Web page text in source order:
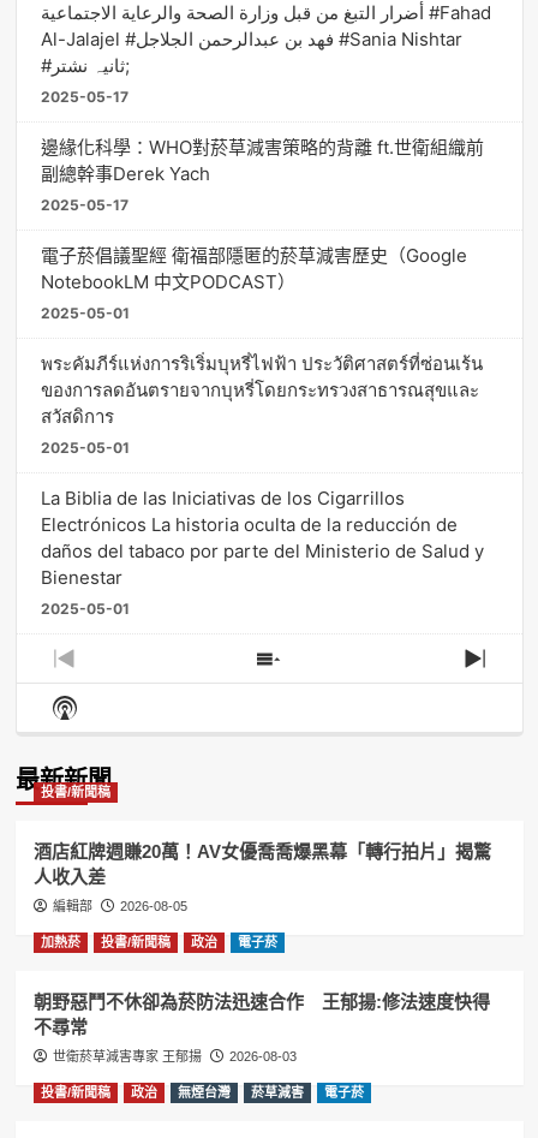
أضرار التبغ من قبل وزارة الصحة والرعاية الاجتماعية #Fahad
Al-Jalajel #فهد بن عبدالرحمن الجلاجل #Sania Nishtar
#ثانیہ نشتر;
2025-05-17
邊緣化科學：WHO對菸草減害策略的背離 ft.世衛組織前
副總幹事Derek Yach
2025-05-17
電子菸倡議聖經 衛福部隱匿的菸草減害歷史（Google
NotebookLM 中文PODCAST）
2025-05-01
พระคัมภีร์แห่งการริเริ่มบุหรี่ไฟฟ้า ประวัติศาสตร์ที่ซ่อนเร้น
ของการลดอันตรายจากบุหรี่โดยกระทรวงสาธารณสุขและ
สวัสดิการ
2025-05-01
La Biblia de las Iniciativas de los Cigarrillos
Electrónicos La historia oculta de la reducción de
daños del tabaco por parte del Ministerio de Salud y
Bienestar
2025-05-01
Previous
Episode
Show
Episodes
Next
Show
Podcast
最新新聞
投書/新聞稿
酒店紅牌週賺20萬！AV女優喬喬爆黑幕「轉行拍片」揭驚
人收入差
編輯部 2026-08-05
加熱菸 投書/新聞稿 政治 電子菸
朝野惡鬥不休卻為菸防法迅速合作 王郁揚:修法速度快得
不尋常
世衛菸草減害專家 王郁揚 2026-08-03
投書/新聞稿 政治 無煙台灣 菸草減害 電子菸